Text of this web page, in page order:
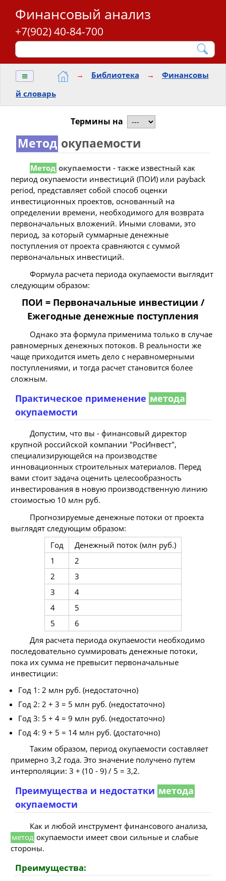
Финансовый анализ
+7(902) 40-84-700
≡ → Библиотека →
Финансовы
й словарь
Термины на
Метод окупаемости
Метод окупаемости - также известный как
период окупаемости инвестиций (ПОИ) или payback
period, представляет собой способ оценки
инвестиционных проектов, основанный на
определении времени, необходимого для возврата
первоначальных вложений. Иными словами, это
период, за который суммарные денежные
поступления от проекта сравняются с суммой
первоначальных инвестиций.
Формула расчета периода окупаемости выглядит
следующим образом:
ПОИ = Первоначальные инвестиции /
Ежегодные денежные поступления
Однако эта формула применима только в случае
равномерных денежных потоков. В реальности же
чаще приходится иметь дело с неравномерными
поступлениями, и тогда расчет становится более
сложным.
Практическое применение метода
окупаемости
Допустим, что вы - финансовый директор
крупной российской компании "РосИнвест",
специализирующейся на производстве
инновационных строительных материалов. Перед
вами стоит задача оценить целесообразность
инвестирования в новую производственную линию
стоимостью 10 млн руб.
Прогнозируемые денежные потоки от проекта
выглядят следующим образом:
Год
Денежный поток (млн руб.)
1
2
2
3
3
4
4
5
5
6
Для расчета периода окупаемости необходимо
последовательно суммировать денежные потоки,
пока их сумма не превысит первоначальные
инвестиции:
Год 1: 2 млн руб. (недостаточно)
Год 2: 2 + 3 = 5 млн руб. (недостаточно)
Год 3: 5 + 4 = 9 млн руб. (недостаточно)
Год 4: 9 + 5 = 14 млн руб. (достаточно)
Таким образом, период окупаемости составляет
примерно 3,2 года. Это значение получено путем
интерполяции: 3 + (10 - 9) / 5 = 3,2.
Преимущества и недостатки метода
окупаемости
Как и любой инструмент финансового анализа,
метод окупаемости имеет свои сильные и слабые
стороны.
Преимущества: